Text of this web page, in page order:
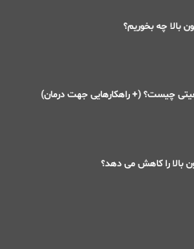
بالا چه بخوریم؟
چیست؟ (+ راهکارهایی جهت درمان)
بالا را کاهش می دهد؟